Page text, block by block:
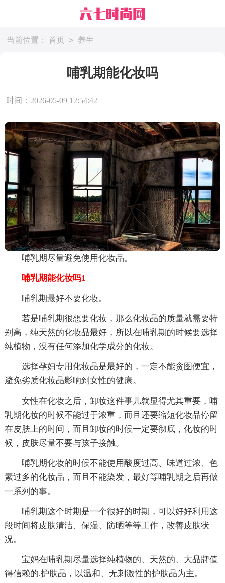
当前位置： 首页 > 养生
哺乳期能化妆吗
时间：2026-05-09 12:54:42
哺乳期尽量避免使用化妆品。
哺乳期能化妆吗1
哺乳期最好不要化妆。
若是哺乳期很想要化妆，那么化妆品的质量就需要特
别高，纯天然的化妆品最好，所以在哺乳期的时候要选择
纯植物，没有任何添加化学成分的化妆。
选择孕妇专用化妆品是最好的，一定不能贪图便宜，
避免劣质化妆品影响到女性的健康。
女性在化妆之后，卸妆这件事儿就显得尤其重要，哺
乳期化妆的时候不能过于浓重，而且还要缩短化妆品停留
在皮肤上的时间，而且卸妆的时候一定要彻底，化妆的时
候，皮肤尽量不要与孩子接触。
哺乳期化妆的时候不能使用酸度过高、味道过浓、色
素过多的化妆品，而且不能染发，最好等哺乳期之后再做
一系列的事。
哺乳期这个时期是一个很好的时期，可以好好利用这
段时间将皮肤清洁、保湿、防晒等等工作，改善皮肤状
况。
宝妈在哺乳期尽量选择纯植物的、天然的、大品牌值
得信赖的.护肤品，以温和、无刺激性的护肤品为主。